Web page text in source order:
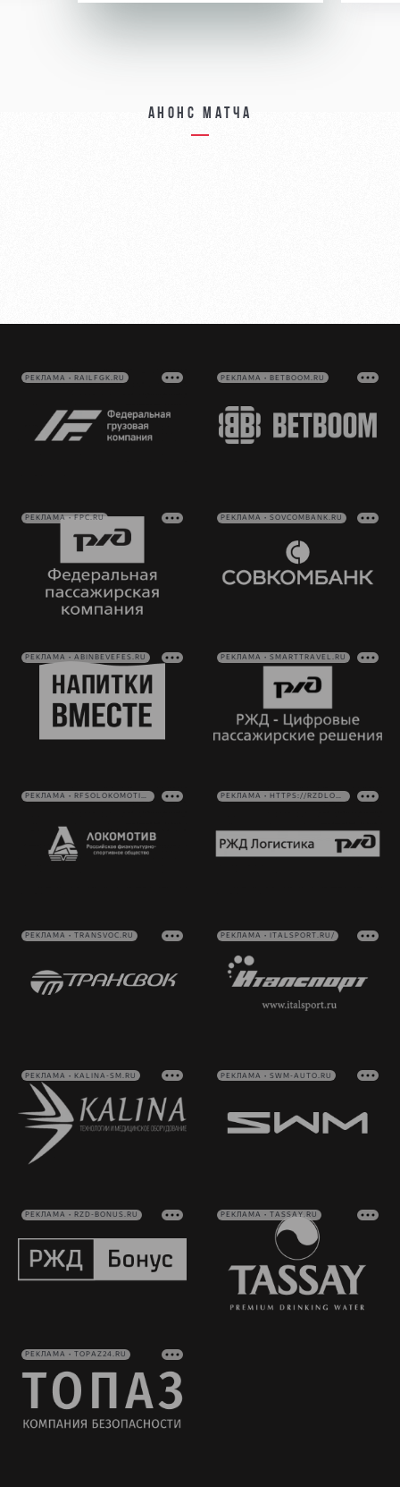
Анонс матча
РЕКЛАМА • RAILFGK.RU РЕКЛАМА • BETBOOM.RU
РЕКЛАМА • FPC.RU РЕКЛАМА • SOVCOMBANK.RU
РЕКЛАМА • ABINBEVEFES.RU РЕКЛАМА • SMARTTRAVEL.RU
РЕКЛАМА • RFSOLOKOMOTIV.RU РЕКЛАМА • HTTPS://RZDLOG.RU/
РЕКЛАМА • TRANSVOC.RU РЕКЛАМА • ITALSPORT.RU/
РЕКЛАМА • KALINA-SM.RU РЕКЛАМА • SWM-AUTO.RU
РЕКЛАМА • RZD-BONUS.RU РЕКЛАМА • TASSAY.RU
РЕКЛАМА • TOPAZ24.RU